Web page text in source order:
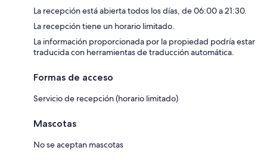
La recepción está abierta todos los días, de 06:00 a 21:30.
La recepción tiene un horario limitado.
La información proporcionada por la propiedad podría estar
traducida con herramientas de traducción automática.
Formas de acceso
Servicio de recepción (horario limitado)
Mascotas
No se aceptan mascotas